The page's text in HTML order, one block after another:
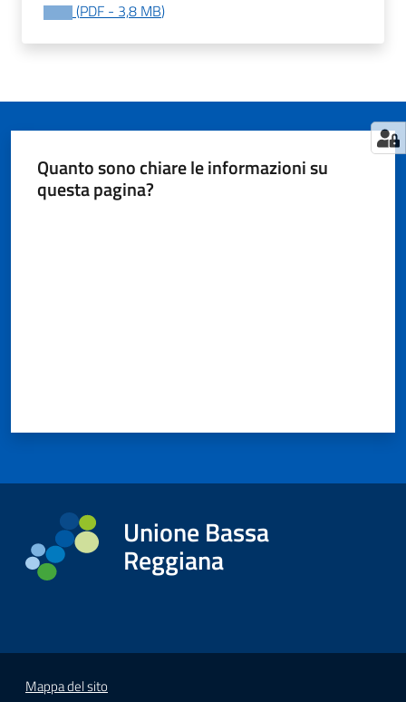
argomenti...
su
(PDF - 3,8 MB)
Quanto sono chiare le informazioni su
questa pagina?
Unione Bassa
Reggiana
Mappa del sito